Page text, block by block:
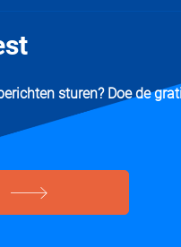
sturen? Doe de